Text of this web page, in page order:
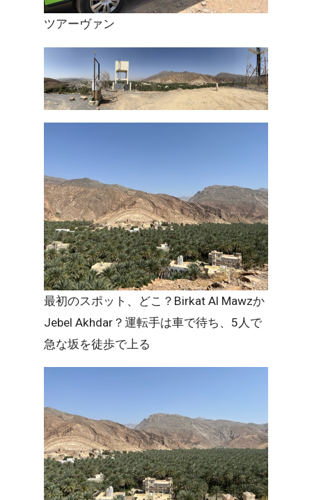
ツアーヴァン
最初のスポット、どこ？Birkat Al Mawzか
Jebel Akhdar？運転手は車で待ち、5人で
急な坂を徒歩で上る